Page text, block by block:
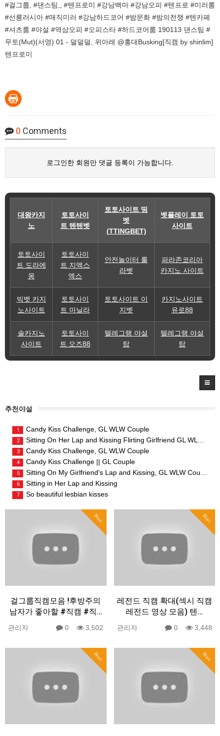
#걸그룹, #댄스팀,, #텐프로미 #강남백마 #강남오피 #텐프로 #미러룸
#선릉러시아 #매직미러 #강남하드코어 #밤문화 #밤의전쟁 #텐카페
#셔츠룸 #야설 #역삼오피 #오피스타 #하드코어룸 190113 댄스팀 #
무토(Mut)(서영) 01 - 덜덜덜, 위아래 @홍대Busking[직캠 by shinlim]
텐프로미
0 Comments
로그인한 회원만 댓글 등록이 가능합니다.
대왕카지
노
토토사이
트 텐텐벳
토토사이트 띵
벳
(TTINGBET)
벳플레이 토토
사이트
토토사이
트 도라에
몽
토토사이
트 지엑스
엑스
안전놀이터 룰
라벳
파라존코리아
카지노 사이트
빅벳 카지
노사이트
토토사이
트 마닐라
토토사이트 이
지벳
카지노사이트
유로88
솔카지노
사이트
토토사이
트 오즈88
텔레그램 야설
탑
텔레그램 야설
탑
추천야설
1 Candy Kiss Challenge, GL WLW Couple
2 Sitting On Her Lap and Kissing Flirting Girlfriend GL WLW Couple
3 Candy Kiss Challenge, GL WLW Couple
4 Candy Kiss Challenge || GL Couple
5 Sitting On My Girlfriend's Lap and Kissing, GL WLW Couple
6 Sitting in Her Lap and Kissing
7 So beautiful lesbian kisses
Hot
걸그룹직캠모음 !후방주의
남자가 좋아할 #직캠 #직…
관리자 0 3,502
Hot
레전드 직캠 확대(섹시 직캠
레전드 영상 모음) 텐…
관리자 0 3,448
Hot Hot